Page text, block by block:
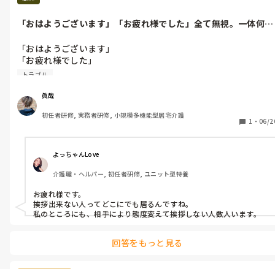
「おはようございます」「お疲れ様でした」全て無視。一体何が
「おはようございます」
「お疲れ様でした」
一体何がしたいんだか。
トラブル
眞哉
初任者研修, 実務者研修, 小規模多機能型居宅介護
1 ・ 06/
よっちゃんLove
介護職・ヘルパー, 初任者研修, ユニット型特養
お疲れ様です。
挨拶出来ない人ってどこにでも居るんですね。
私のところにも、相手により態度変えて挨拶しない人数人います。
回答をもっと見る